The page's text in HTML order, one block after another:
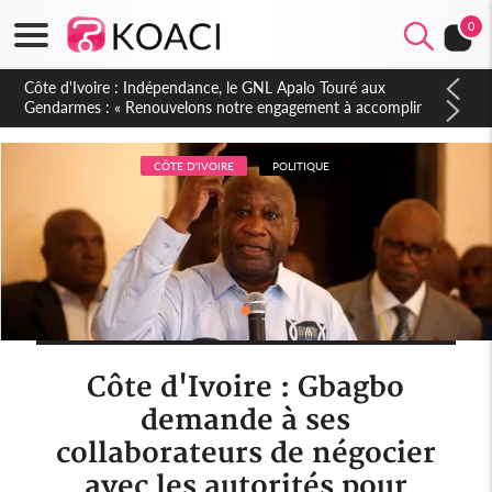
0
Sierra Leone : Un projet de réforme constitutionnelle en
gestation, points clés des amendements, un exclu d'avance
CÔTE D'IVOIRE POLITIQUE
Côte d'Ivoire : Gbagbo
demande à ses
collaborateurs de négocier